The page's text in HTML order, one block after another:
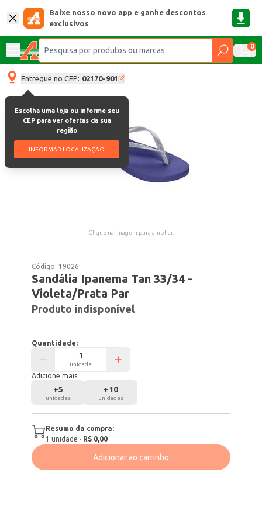
Baixe nosso novo app e ganhe descontos
exclusivos
0
Entregue no CEP: 02170-901
Escolha uma loja ou informe seu
CEP para ver ofertas da sua
região
INFORMAR LOCALIZAÇÃO
Clique na imagem para ampliar.
Código: 19026
Sandália Ipanema Tan 33/34 -
Violeta/Prata Par
Produto indisponível
Quantidade:
unidade
Adicione mais:
+5
unidades
+10
unidades
Resumo da compra:
1 unidade · R$ 0,00
Adicionar ao carrinho